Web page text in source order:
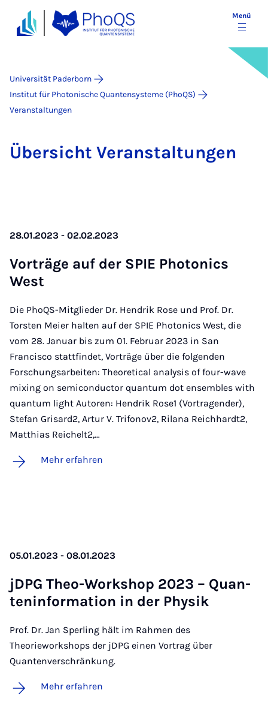
Menü
Universität Paderborn
Institut für Photonische Quantensysteme (PhoQS)
Veranstaltungen
Über­sicht Ver­an­stal­tun­gen
28.01.2023 - 02.02.2023
Vor­trä­ge auf der SPIE Pho­to­nics
West
Die PhoQS-Mitglieder Dr. Hendrik Rose und Prof. Dr.
Torsten Meier halten auf der SPIE Photonics West, die
vom 28. Januar bis zum 01. Februar 2023 in San
Francisco stattfindet, Vorträge über die folgenden
Forschungsarbeiten: Theoretical analysis of four-wave
mixing on semiconductor quantum dot ensembles with
quantum light Autoren: Hendrik Rose1 (Vortragender),
Stefan Grisard2, Artur V. Trifonov2, Rilana Reichhardt2,
Matthias Reichelt2,…
Mehr erfahren
05.01.2023 - 08.01.2023
jD­PG Theo-Work­shop 2023 – Quan­
ten­in­for­ma­ti­on in der Phy­sik
Prof. Dr. Jan Sperling hält im Rahmen des
Theorieworkshops der jDPG einen Vortrag über
Quantenverschränkung.
Mehr erfahren